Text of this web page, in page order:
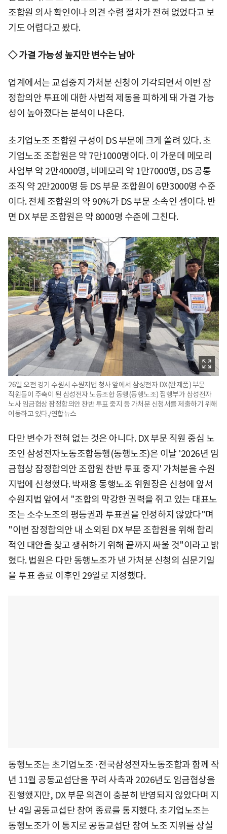
조합원 의사 확인이나 의견 수렴 절차가 전혀 없었다고 보
기도 어렵다고 봤다.
◇ 가결 가능성 높지만 변수는 남아
업계에서는 교섭중지 가처분 신청이 기각되면서 이번 잠
정합의안 투표에 대한 사법적 제동을 피하게 돼 가결 가능
성이 높아졌다는 분석이 나온다.
초기업노조 조합원 구성이 DS 부문에 크게 쏠려 있다. 초
기업노조 조합원은 약 7만1000명이다. 이 가운데 메모리
사업부 약 2만4000명, 비메모리 약 1만7000명, DS 공통
조직 약 2만2000명 등 DS 부문 조합원이 6만3000명 수준
이다. 전체 조합원의 약 90%가 DS 부문 소속인 셈이다. 반
면 DX 부문 조합원은 약 8000명 수준에 그친다.
26일 오전 경기 수원시 수원지법 청사 앞에서 삼성전자 DX(완제품) 부문
직원들이 주축이 된 삼성전자 노동조합 동행(동행노조) 집행부가 삼성전자
노사 임금협상 잠정합의안 찬반 투표 중지 등 가처분 신청서를 제출하기 위해
이동하고 있다./연합뉴스
다만 변수가 전혀 없는 것은 아니다. DX 부문 직원 중심 노
조인 삼성전자노동조합동행(동행노조)은 이날 '2026년 임
금협상 잠정합의안 조합원 찬반 투표 중지' 가처분을 수원
지법에 신청했다. 박재용 동행노조 위원장은 신청에 앞서
수원지법 앞에서 "조합의 막강한 권력을 쥐고 있는 대표노
조는 소수노조의 평등권과 투표권을 인정하지 않았다"며
"이번 잠정합의안 내 소외된 DX 부문 조합원을 위해 합리
적인 대안을 찾고 쟁취하기 위해 끝까지 싸울 것"이라고 밝
혔다. 법원은 다만 동행노조가 낸 가처분 신청의 심문기일
을 투표 종료 이후인 29일로 지정했다.
동행노조는 초기업노조·전국삼성전자노동조합과 함께 작
년 11월 공동교섭단을 꾸려 사측과 2026년도 임금협상을
진행했지만, DX 부문 의견이 충분히 반영되지 않았다며 지
난 4일 공동교섭단 참여 종료를 통지했다. 초기업노조는
동행노조가 이 통지로 공동교섭단 참여 노조 지위를 상실